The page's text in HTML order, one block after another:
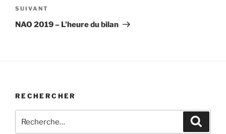
Article
suivant
SUIVANT
NAO 2019 – L’heure du bilan
RECHERCHER
pour